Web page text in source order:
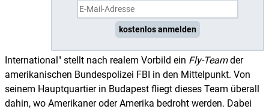
kostenlos anmelden
International" stellt nach realem Vorbild ein Fly-Teamder
amerikanischen Bundespolizei FBI in den Mittelpunkt. Von
seinem Hauptquartier in Budapest fliegt dieses Team überall
dahin, wo Amerikaner oder Amerika bedroht werden. Dabei